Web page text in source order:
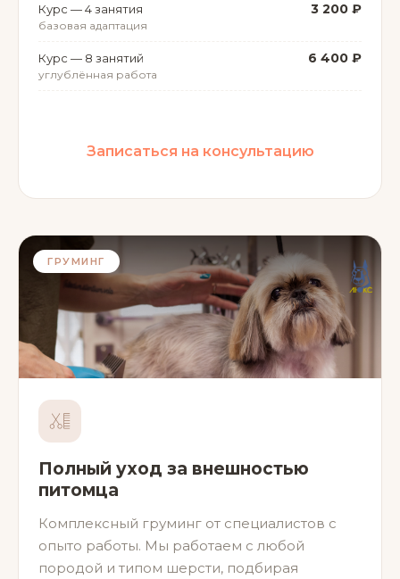
ГРУМИНГ
Полный уход за внешностью
питомца
Комплексный груминг от специалистов с
опыто работы. Мы работаем с любой
породой и типом шерсти, подбирая
Курс — 4 занятия
базовая адаптация
3 200 ₽
Курс — 8 занятий
углублённая работа
6 400 ₽
Записаться на консультацию